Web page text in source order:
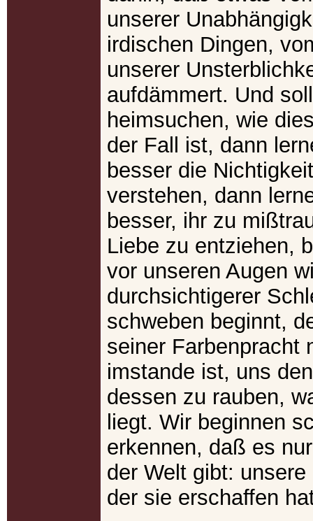
unserer
irdischen Dingen,
unserer
aufdämmert. Und
heimsuchen, wie
der Fall ist, dann
besser die
verstehen, dann
besser, ihr zu
Liebe zu entziehen,
vor unseren Augen
durchsichtigerer
schweben beginnt,
seiner Farbenpracht
imstande ist, uns
dessen zu rauben,
liegt. Wir beginnen
erkennen, daß es
der Welt gibt:
der sie erschaffen